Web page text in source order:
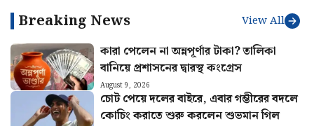
Breaking News View All
কারা পেলেন না অন্নপূর্ণার টাকা? তালিকা
বানিয়ে প্রশাসনের দ্বারস্থ কংগ্রেস
August 9, 2026
চোট পেয়ে দলের বাইরে, এবার গম্ভীরের বদলে
কোচিং করাতে শুরু করলেন শুভমান গিল